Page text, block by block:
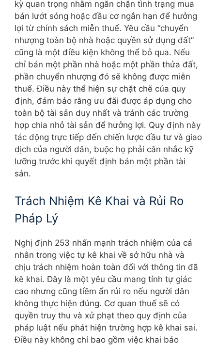
kỳ quan trọng nhằm ngăn chặn tình trạng mua
bán lướt sóng hoặc đầu cơ ngắn hạn để hưởng
lợi từ chính sách miễn thuế. Yêu cầu “chuyển
nhượng toàn bộ nhà hoặc quyền sử dụng đất”
cũng là một điều kiện không thể bỏ qua. Nếu
chỉ bán một phần nhà hoặc một phần thửa đất,
phần chuyển nhượng đó sẽ không được miễn
thuế. Điều này thể hiện sự chặt chẽ của quy
định, đảm bảo rằng ưu đãi được áp dụng cho
toàn bộ tài sản duy nhất và tránh các trường
hợp chia nhỏ tài sản để hưởng lợi. Quy định này
tác động trực tiếp đến chiến lược đầu tư và giao
dịch của người dân, buộc họ phải cân nhắc kỹ
lưỡng trước khi quyết định bán một phần tài
sản.
Trách Nhiệm Kê Khai và Rủi Ro
Pháp Lý
Nghị định 253 nhấn mạnh trách nhiệm của cá
nhân trong việc tự kê khai về sở hữu nhà và
chịu trách nhiệm hoàn toàn đối với thông tin đã
kê khai. Đây là một yêu cầu mang tính tự giác
cao nhưng cũng tiềm ẩn rủi ro nếu người dân
không thực hiện đúng. Cơ quan thuế sẽ có
quyền truy thu và xử phạt theo quy định của
pháp luật nếu phát hiện trường hợp kê khai sai.
Điều này không chỉ bao gồm việc khai báo